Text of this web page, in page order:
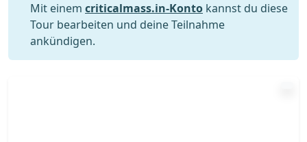
Mit einem criticalmass.in-Konto kannst du diese
Tour bearbeiten und deine Teilnahme
ankündigen.